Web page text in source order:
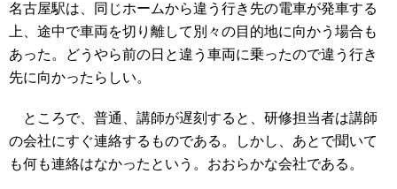
名古屋駅は、同じホームから違う行き先の電車が発車する
上、途中で車両を切り離して別々の目的地に向かう場合も
あった。どうやら前の日と違う車両に乗ったので違う行き
先に向かったらしい。
ところで、普通、講師が遅刻すると、研修担当者は講師
の会社にすぐ連絡するものである。しかし、あとで聞いて
も何も連絡はなかったという。おおらかな会社である。